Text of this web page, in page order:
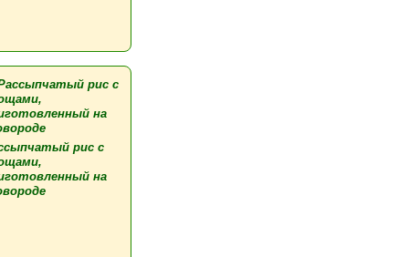
рис с
на